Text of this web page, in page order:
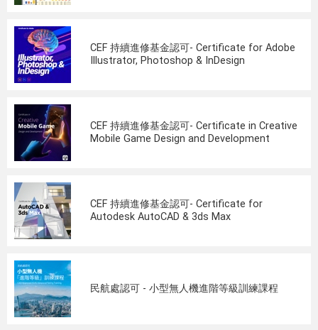
CEF 持續進修基金認可- Certificate for Adobe
Illustrator, Photoshop & InDesign
CEF 持續進修基金認可- Certificate in Creative
Mobile Game Design and Development
CEF 持續進修基金認可- Certificate for
Autodesk AutoCAD & 3ds Max
民航處認可 - 小型無人機進階等級訓練課程